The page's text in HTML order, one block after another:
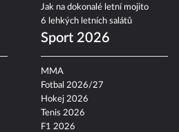
Jak na dokonalé letní mojito
6 lehkých letních salátů
Sport 2026
MMA
Fotbal 2026/27
Hokej 2026
Tenis 2026
F1 2026